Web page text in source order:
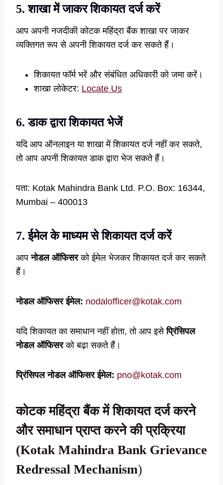
5. शाखा में जाकर शिकायत दर्ज करें
आप अपनी नजदीकी कोटक महिंद्रा बैंक शाखा पर जाकर
व्यक्तिगत रूप से अपनी शिकायत दर्ज कर सकते हैं।
शिकायत फॉर्म भरें और संबंधित अधिकारी को जमा करें।
शाखा लोकेटर: Locate Us
6. डाक द्वारा शिकायत भेजें
यदि आप ऑनलाइन या शाखा में शिकायत दर्ज नहीं कर सकते,
तो आप अपनी शिकायत डाक द्वारा भेज सकते हैं।
पता: Kotak Mahindra Bank Ltd. P.O. Box: 16344,
Mumbai – 400013
7. ईमेल के माध्यम से शिकायत दर्ज करें
आपनोडल ऑफिसरको ईमेल भेजकर शिकायत दर्ज कर सकते
हैं।
नोडल ऑफिसर ईमेल: nodalofficer@kotak.com
यदि शिकायत का समाधान नहीं होता, तो आप इसेप्रिंसिपल
नोडल ऑफिसरको बढ़ा सकते हैं।
प्रिंसिपल नोडल ऑफिसर ईमेल: pno@kotak.com
कोटक महिंद्रा बैंक में शिकायत दर्ज करने
और समाधान प्राप्त करने की प्रक्रिया
(Kotak Mahindra Bank Grievance
Redressal Mechanism)